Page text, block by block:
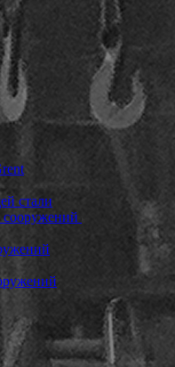
стали
сооружений